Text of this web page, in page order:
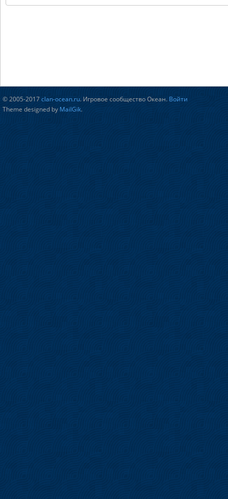
© 2005-2017clan-ocean.ru. Игровое сообщество Океан. Войти
Theme designed by MailGik.